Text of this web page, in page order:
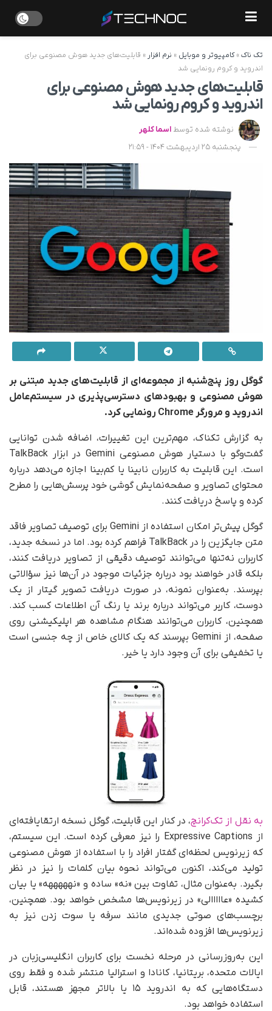
تک ناک»کامپیوتر و موبایل » نرم افزار » قابلیت‌های جدید هوش مصنوعی برای
اندروید و کروم رونمایی شد
قابلیت‌های جدید هوش مصنوعی برای
اندروید و کروم رونمایی شد
نوشته شده توسط اسما کلهر
پنجشنبه 25 اردیبهشت 1404 - 21:59
گوگل روز پنج‌شنبه از مجموعه‌ای از قابلیت‌های جدید مبتنی بر
هوش مصنوعی و بهبودهای دسترسی‌پذیری در سیستم‌عامل
اندروید و مرورگر Chrome رونمایی کرد.
به گزارش تکناک، مهم‌ترین این تغییرات، اضافه شدن توانایی
گفت‌وگو با دستیار هوش مصنوعی Gemini در ابزار TalkBack
است. این قابلیت به کاربران نابینا یا کم‌بینا اجازه می‌دهد درباره
محتوای تصاویر و صفحه‌نمایش گوشی خود پرسش‌هایی را مطرح
کرده و پاسخ دریافت کنند.
گوگل پیش‌تر امکان استفاده از Gemini برای توصیف تصاویر فاقد
متن جایگزین را در TalkBack فراهم کرده بود. اما در نسخه جدید،
کاربران نه‌تنها می‌توانند توصیف دقیقی از تصاویر دریافت کنند،
بلکه قادر خواهند بود درباره جزئیات موجود در آن‌ها نیز سؤالاتی
بپرسند. به‌عنوان نمونه، در صورت دریافت تصویر گیتار از یک
دوست، کاربر می‌تواند درباره برند یا رنگ آن اطلاعات کسب کند.
همچنین، کاربران می‌توانند هنگام مشاهده هر اپلیکیشنی روی
صفحه، از Gemini بپرسند که یک کالای خاص از چه جنسی است
یا تخفیفی برای آن وجود دارد یا خیر.
به نقل از تک‌کرانچ، در کنار این قابلیت، گوگل نسخه ارتقایافته‌ای
از Expressive Captions را نیز معرفی کرده است. این سیستم،
که زیرنویس لحظه‌ای گفتار افراد را با استفاده از هوش مصنوعی
تولید می‌کند، اکنون می‌تواند نحوه بیان کلمات را نیز در نظر
بگیرد. به‌عنوان مثال، تفاوت بین «نه» ساده و «نهههههه» یا بیان
کشیده «عااااالی» در زیرنویس‌ها مشخص خواهد بود. همچنین،
برچسب‌های صوتی جدیدی مانند سرفه یا سوت زدن نیز به
زیرنویس‌ها افزوده شده‌اند.
این به‌روزرسانی در مرحله نخست برای کاربران انگلیسی‌زبان در
ایالات متحده، بریتانیا، کانادا و استرالیا منتشر شده و فقط روی
دستگاه‌هایی که به اندروید ۱۵ یا بالاتر مجهز هستند، قابل
استفاده خواهد بود.